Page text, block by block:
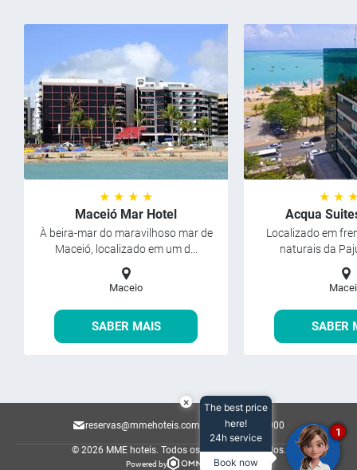
★ ★ ★ ★
Maceió Mar Hotel
À beira-mar do maravilhoso mar de
Maceió, localizado em um d...
Maceio
SABER MAIS
★ ★
Acqua
Localizado em
naturais da
SABER
reservas@mmehoteis.com.br 82 2122-8000
© 2026 MME hoteis. Todos os direitos reservados.
Powered by
×
The best price
here!
24h service
Book now
1